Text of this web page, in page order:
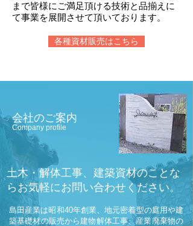
会社のご案内
Company profile
土木・解体工事、建築資材のことな
らお気軽にお問い合わせください。​
島田産業は昭和40年創業、地元密着型の庭用や建
築基礎材の販売から建物解体工事、産業廃棄物の
各種資材販売はこちら
まで皆様にご満足頂ける技術と品揃えに
て事業を展開させて頂いております。